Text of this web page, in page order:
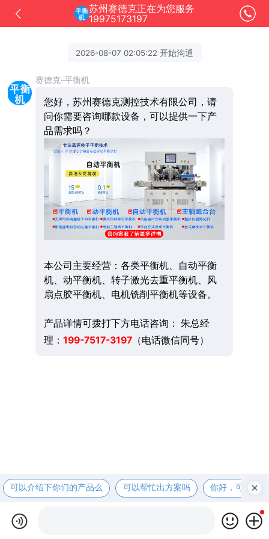
苏州赛德克正在为您服务
19975173197
2026-08-07 02:05:22 开始沟通
赛德克-平衡机
您好，苏州赛德克测控技术有限公司，请
问你需要咨询哪款设备，可以提供一下产
品需求吗？
本公司主要经营：各类平衡机、自动平衡
机、动平衡机、转子激光去重平衡机、风
扇点胶平衡机、电机铣削平衡机等设备。
产品详情可拨打下方电话咨询： 朱总经
理： 199-7517-3197（电话微信同号）
可以介绍下你们的产品么 可以帮忙出方案吗 你好，可以先